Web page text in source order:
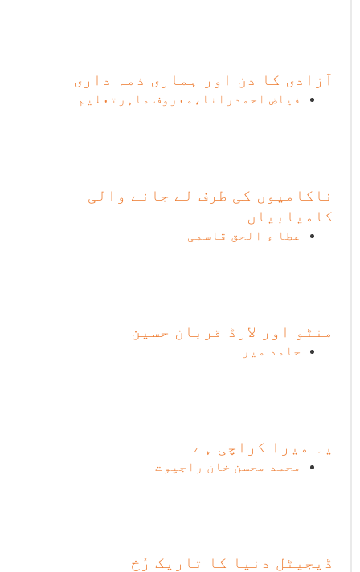
آزادی کا دن اور ہماری ذمہ داری
فیاض احمدرانا،معروف ماہرتعلیم
ناکامیوں کی طرف لے جانے والی
کامیابیاں
عطا ء الحق قاسمی
منٹو اور لارڈ قربان حسین
حامد میر
یہ میرا کراچی ہے
محمد محسن خان راجپوت
ڈیجیٹل دنیا کا تاریک رُخ